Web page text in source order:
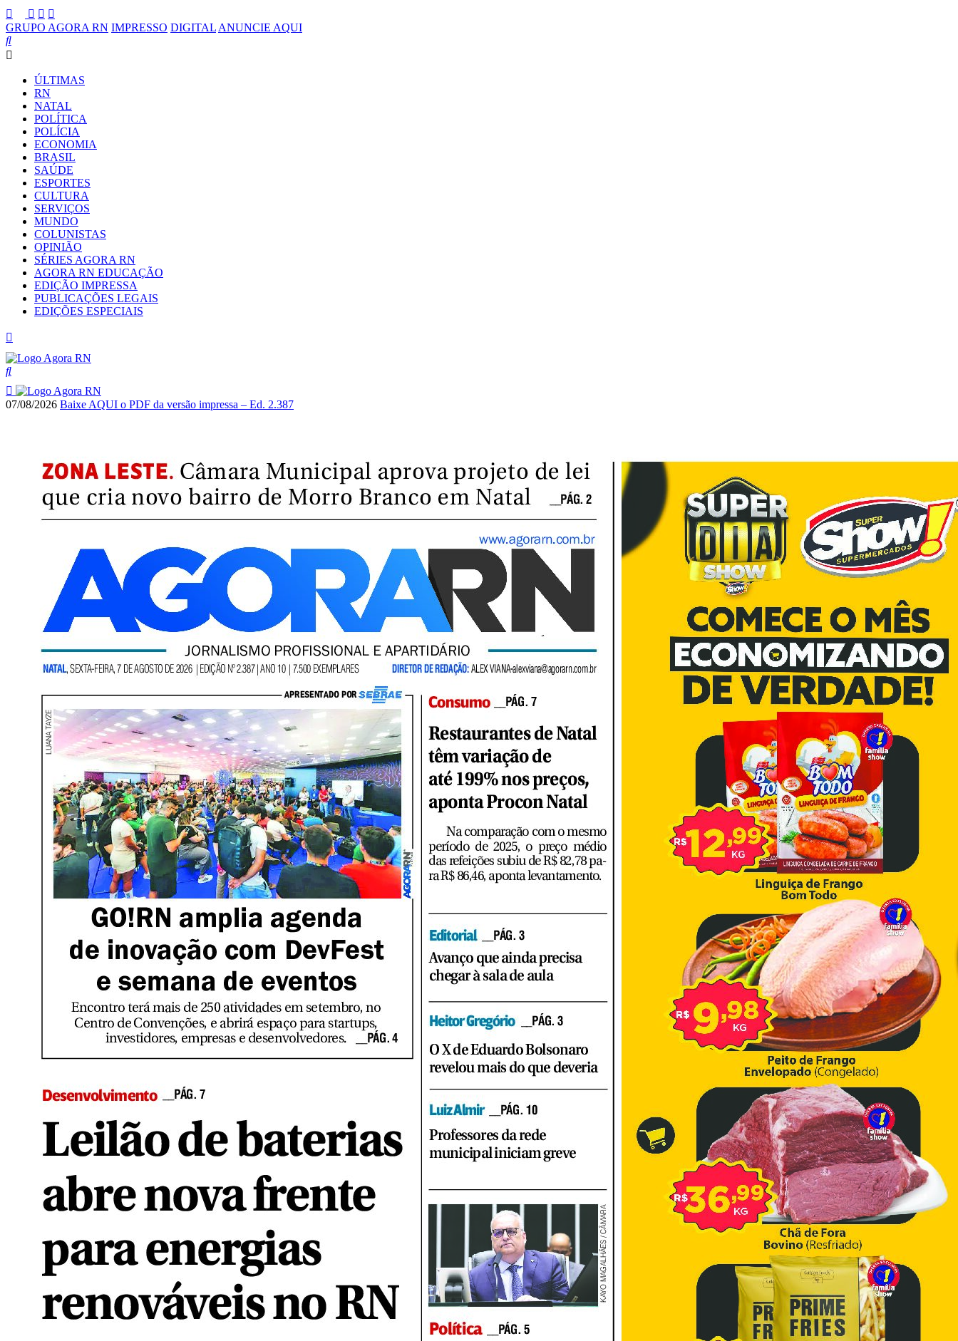
GRUPO AGORA RN IMPRESSO DIGITAL ANUNCIE AQUI
ÚLTIMAS
RN
NATAL
POLÍTICA
POLÍCIA
ECONOMIA
BRASIL
SAÚDE
ESPORTES
CULTURA
SERVIÇOS
MUNDO
COLUNISTAS
OPINIÃO
SÉRIES AGORA RN
AGORA RN EDUCAÇÃO
EDIÇÃO IMPRESSA
PUBLICAÇÕES LEGAIS
EDIÇÕES ESPECIAIS
07/08/2026 Baixe AQUI o PDF da versão impressa – Ed. 2.387